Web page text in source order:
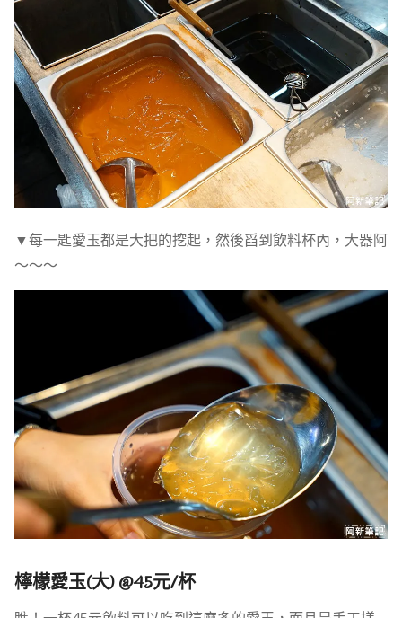
▼每一匙愛玉都是大把的挖起，然後舀到飲料杯內，大器阿
～～～
檸檬愛玉(大) @45元/杯